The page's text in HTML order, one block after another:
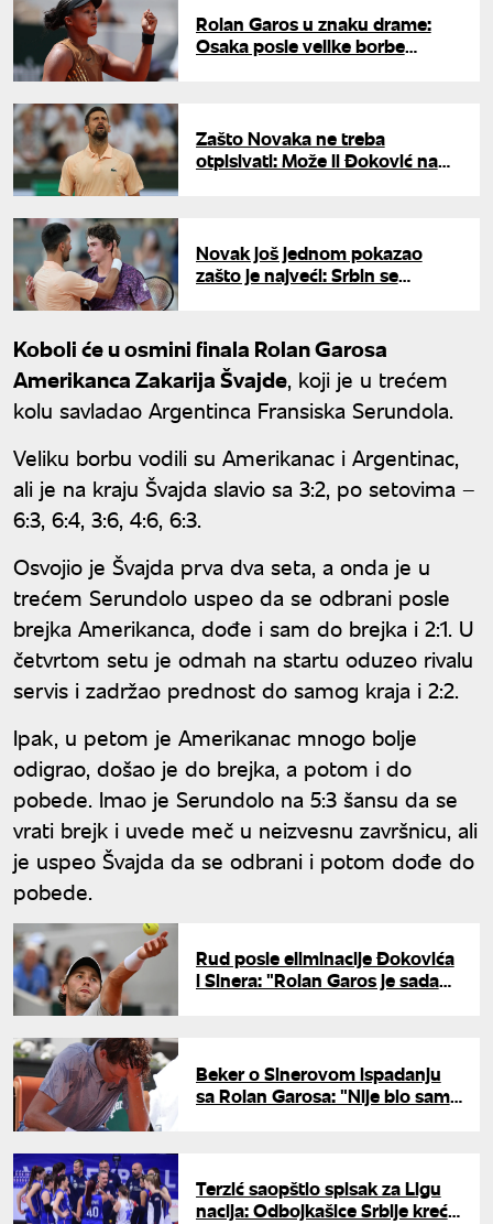
Rolan Garos u znaku drame:
Osaka posle velike borbe
Zašto Novaka ne treba
otpisivati: Može li Đoković na
Novak još jednom pokazao
zašto je najveći: Srbin se
Brazilcu
Koboli će u osmini finala Rolan Garosa
Amerikanca Zakarija Švajde, koji je u trećem
kolu savladao Argentinca Fransiska Serundola.
Veliku borbu vodili su Amerikanac i Argentinac,
ali je na kraju Švajda slavio sa 3:2, po setovima –
6:3, 6:4, 3:6, 4:6, 6:3.
Osvojio je Švajda prva dva seta, a onda je u
trećem Serundolo uspeo da se odbrani posle
brejka Amerikanca, dođe i sam do brejka i 2:1. U
četvrtom setu je odmah na startu oduzeo rivalu
servis i zadržao prednost do samog kraja i 2:2.
Ipak, u petom je Amerikanac mnogo bolje
odigrao, došao je do brejka, a potom i do
pobede. Imao je Serundolo na 5:3 šansu da se
vrati brejk i uvede meč u neizvesnu završnicu, ali
je uspeo Švajda da se odbrani i potom dođe do
pobede.
Rud posle eliminacije Đokovića
i Sinera: "Rolan Garos je sada
Beker o Sinerovom ispadanju
sa Rolan Garosa: "Nije bio samo
Terzić saopštio spisak za Ligu
nacija: Odbojkašice Srbije kreću